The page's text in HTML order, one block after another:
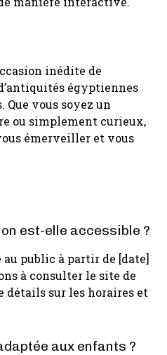
inédite de
égyptiennes
Que vous soyez un
ou simplement curieux,
émerveiller et vous
est-elle accessible ?
public à partir de [date]
à consulter le site de
détails sur les horaires et
aux enfants ?